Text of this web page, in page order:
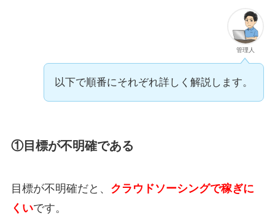
管理人
以下で順番にそれぞれ詳しく解説します。
①目標が不明確である
目標が不明確だと、 クラウドソーシングで稼ぎに
くいです。